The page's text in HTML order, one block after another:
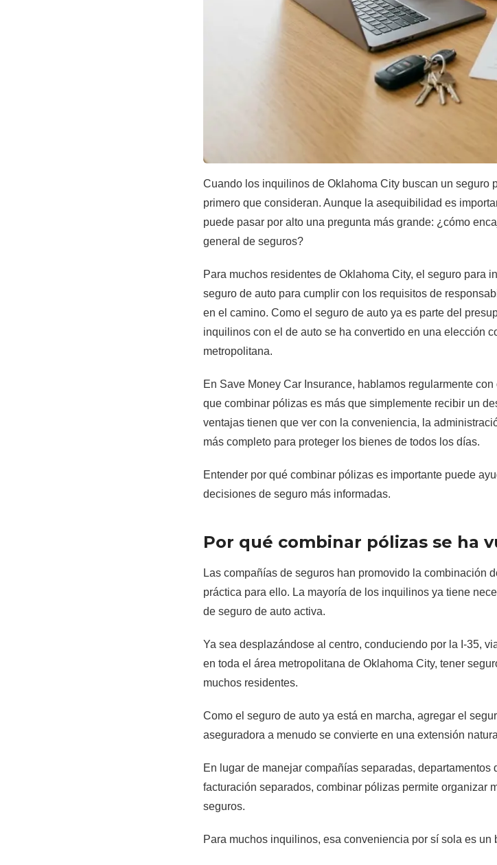
Cuando los inquilinos de Oklahoma City buscan un seguro
primero que consideran. Aunque la asequibilidad es
puede pasar por alto una pregunta más grande: ¿cómo
general de seguros?
Para muchos residentes de Oklahoma City, el seguro para
seguro de auto para cumplir con los requisitos de
en el camino. Como el seguro de auto ya es parte del
inquilinos con el de auto se ha convertido en una elección
metropolitana.
En Save Money Car Insurance, hablamos regularmente
que combinar pólizas es más que simplemente recibir un
ventajas tienen que ver con la conveniencia, la
más completo para proteger los bienes de todos los días.
Entender por qué combinar pólizas es importante puede
decisiones de seguro más informadas.
Por qué combinar pólizas se ha
Las compañías de seguros han promovido la combinación
práctica para ello. La mayoría de los inquilinos ya tiene
de seguro de auto activa.
Ya sea desplazándose al centro, conduciendo por la I-35,
en toda el área metropolitana de Oklahoma City, tener
muchos residentes.
Como el seguro de auto ya está en marcha, agregar el
aseguradora a menudo se convierte en una extensión
En lugar de manejar compañías separadas,
facturación separados, combinar pólizas permite organizar
seguros.
Para muchos inquilinos, esa conveniencia por sí sola es un